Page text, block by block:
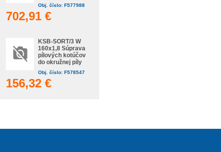
Obj. číslo: F577988
702,91 €
KSB-SORT/3 W
160x1,8 Súprava
pílových kotúčov
do okružnej píly
Obj. číslo: F578547
156,32 €